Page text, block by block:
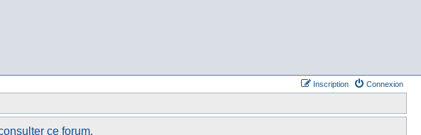
Connexion
Inscription
ce forum.